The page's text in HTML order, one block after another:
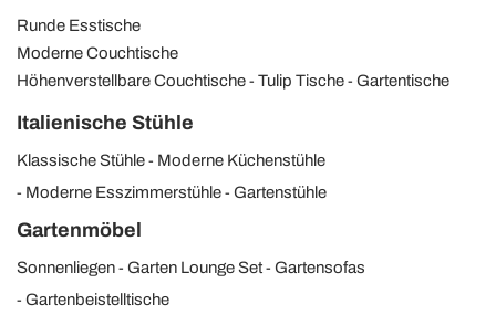
Runde Esstische
Moderne Couchtische
Höhenverstellbare Couchtische
Tulip Tische Gartentische
Italienische Stühle
Klassische Stühle
Moderne Küchenstühle
Moderne Esszimmerstühle
Gartenstühle
Gartenmöbel
Sonnenliegen Garten Lounge Set
Gartensofas
Gartenbeistelltische